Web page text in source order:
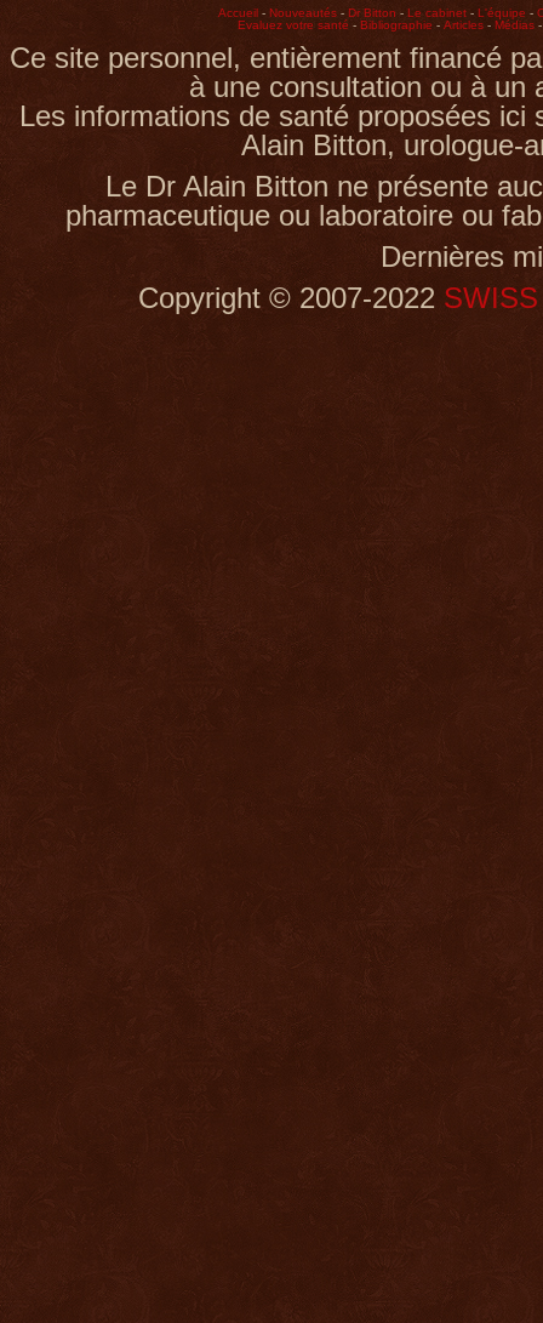
Accueil- Nouveautés- Dr Bitton - Le cabinet- L'équipe -
Evaluez votre santé - Bibliographie - Articles - Médias
Ce site personnel, entièrement financé
à une consultation ou à un
Les informations de santé proposées
Alain Bitton, urologue-
Le Dr Alain Bitton ne présente
pharmaceutique ou laboratoire ou
Dernières
Copyright © 2007-2022